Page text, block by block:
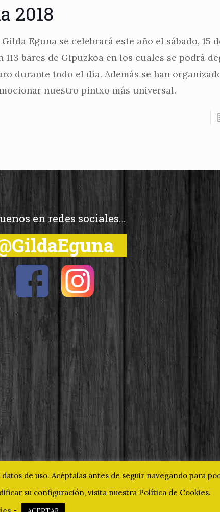
2018
Eguna se celebrará este año el sábado, 15
bares de Gipuzkoa en los cuales se podrá
durante todo el día. Además se han
nuestro pintxo más universal.
en redes sociales…
derechos reservados.
de uso. Acéptalas antes de seguir navegando para
su configuración, visita nuestra Política de Cookies.